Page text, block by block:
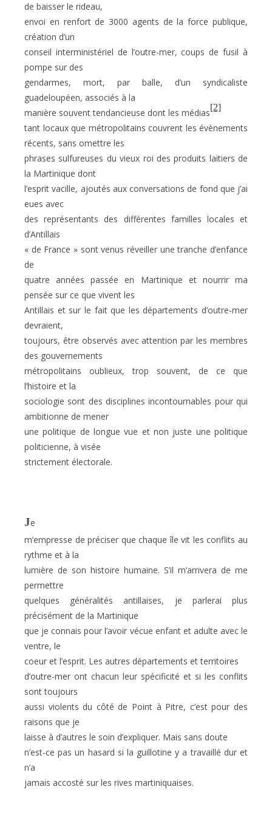
de baisser le rideau,
envoi en renfort de 3000 agents de la force publique,
création d’un
conseil interministériel de l’outre-mer, coups de fusil à
pompe sur des
gendarmes, mort, par balle, d’un syndicaliste
guadeloupéen, associés à la
manière souvent tendancieuse dont les médias[2]
tant locaux que métropolitains couvrent les évènements
récents, sans omettre les
phrases sulfureuses du vieux roi des produits laitiers de
la Martinique dont
l’esprit vacille, ajoutés aux conversations de fond que j’ai
eues avec
des représentants des différentes familles locales et
d’Antillais
« de France » sont venus réveiller une tranche d’enfance
de
quatre années passée en Martinique et nourrir ma
pensée sur ce que vivent les
Antillais et sur le fait que les départements d’outre-mer
devraient,
toujours, être observés avec attention par les membres
des gouvernements
métropolitains oublieux, trop souvent, de ce que
l’histoire et la
sociologie sont des disciplines incontournables pour qui
ambitionne de mener
une politique de longue vue et non juste une politique
politicienne, à visée
strictement électorale.
Je
m’empresse de préciser que chaque île vit les conflits au
rythme et à la
lumière de son histoire humaine. S’il m’arrivera de me
permettre
quelques généralités antillaises, je parlerai plus
précisément de la Martinique
que je connais pour l’avoir vécue enfant et adulte avec le
ventre, le
coeur et l’esprit. Les autres départements et territoires
d’outre-mer ont chacun leur spécificité et si les conflits
sont toujours
aussi violents du côté de Point à Pitre, c’est pour des
raisons que je
laisse à d’autres le soin d’expliquer. Mais sans doute
n’est-ce pas un hasard si la guillotine y a travaillé dur et
n’a
jamais accosté sur les rives martiniquaises.